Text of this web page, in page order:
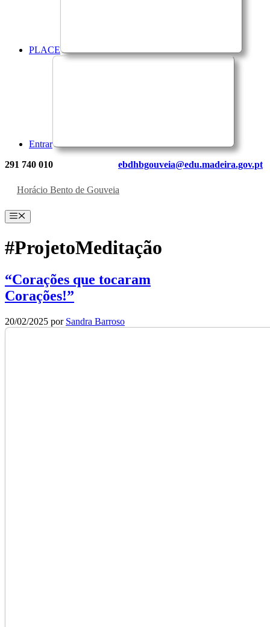
PLACE
Entrar
291 740 010 ebdhbgouveia@edu.madeira.gov.pt
Horácio Bento de Gouveia
Menu
#ProjetoMeditação
“Corações que tocaram
Corações!”
20/02/2025 por Sandra Barroso